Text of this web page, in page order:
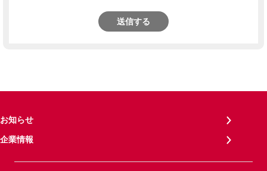
送信する
お知らせ
企業情報